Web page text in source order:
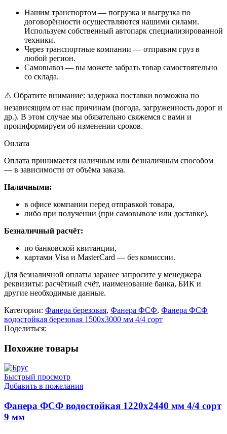
Нашим транспортом — погрузка и выгрузка по
договорённости осуществляются нашими силами.
Используем собственный автопарк специализированной
техники.
Через транспортные компании — отправим груз в
любой регион.
Самовывоз — вы можете забрать товар самостоятельно
со склада.
⚠️ Обратите внимание: задержка поставки возможна по
независящим от нас причинам (погода, загруженность дорог и
др.). В этом случае мы обязательно свяжемся с вами и
проинформируем об изменении сроков.
Оплата
Оплата принимается наличным или безналичным способом
— в зависимости от объёма заказа.
Наличными:
в офисе компании перед отправкой товара,
либо при получении (при самовывозе или доставке).
Безналичный расчёт:
по банковской квитанции,
картами Visa и MasterCard — без комиссии.
Для безналичной оплаты заранее запросите у менеджера
реквизиты: расчётный счёт, наименование банка, БИК и
другие необходимые данные.
Категории: Фанера березовая, Фанера ФСФ, Фанера ФСФ
водостойкая березовая 1500х3000 мм 4/4 сорт
Поделиться:
Похожие товары
Быстрый просмотр
Добавить в пожелания
Фанера ФСФ водостойкая 1220х2440 мм 4/4 сорт
9 мм